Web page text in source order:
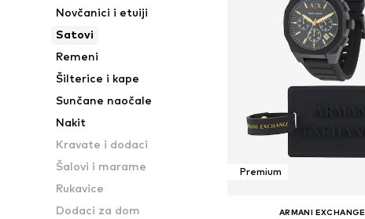
Novčanici i etuiji
Satovi
Remeni
Šilterice i kape
Sunčane naočale
Nakit
Kravate i dodaci
Šalovi i marame
Rukavice
Dodaci za dom
Premium
ARMANI EXCHANGE